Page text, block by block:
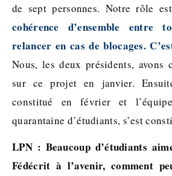
de sept personnes. Notre rôle
cohérence d’ensemble entre
relancer en cas de blocages.
Nous, les deux présidents, avons
sur ce projet en janvier.
constitué en février et
quarantaine d’étudiants, s’est
LPN : Beaucoup d’étudiants
Fédécrit à l’avenir, comment